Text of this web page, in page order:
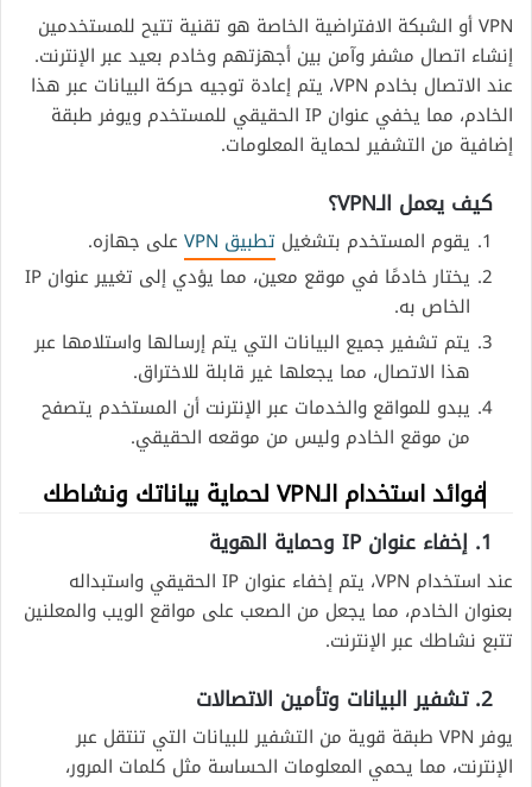
VPN أو الشبكة الافتراضية الخاصة هو تقنية تتيح للمستخدمين
إنشاء اتصال مشفر وآمن بين أجهزتهم وخادم بعيد عبر الإنترنت.
عند الاتصال بخادم VPN، يتم إعادة توجيه حركة البيانات عبر هذا
الخادم، مما يخفي عنوان IP الحقيقي للمستخدم ويوفر طبقة
إضافية من التشفير لحماية المعلومات.
كيف يعمل الـVPN؟
يقوم المستخدم بتشغيل تطبيق VPN
على جهازه.
يختار خادمًا في موقع معين، مما يؤدي إلى تغيير عنوان IP
الخاص به.
يتم تشفير جميع البيانات التي يتم إرسالها واستلامها عبر
هذا الاتصال، مما يجعلها غير قابلة للاختراق.
يبدو للمواقع والخدمات عبر الإنترنت أن المستخدم يتصفح
من موقع الخادم وليس من موقعه الحقيقي.
فوائد استخدام الـVPN لحماية بياناتك ونشاطك
1. إخفاء عنوان IP وحماية الهوية
عند استخدام VPN، يتم إخفاء عنوان IP الحقيقي واستبداله
بعنوان الخادم، مما يجعل من الصعب على مواقع الويب والمعلنين
تتبع نشاطك عبر الإنترنت.
2. تشفير البيانات وتأمين الاتصالات
يوفر VPN طبقة قوية من التشفير للبيانات التي تنتقل عبر
الإنترنت، مما يحمي المعلومات الحساسة مثل كلمات المرور،